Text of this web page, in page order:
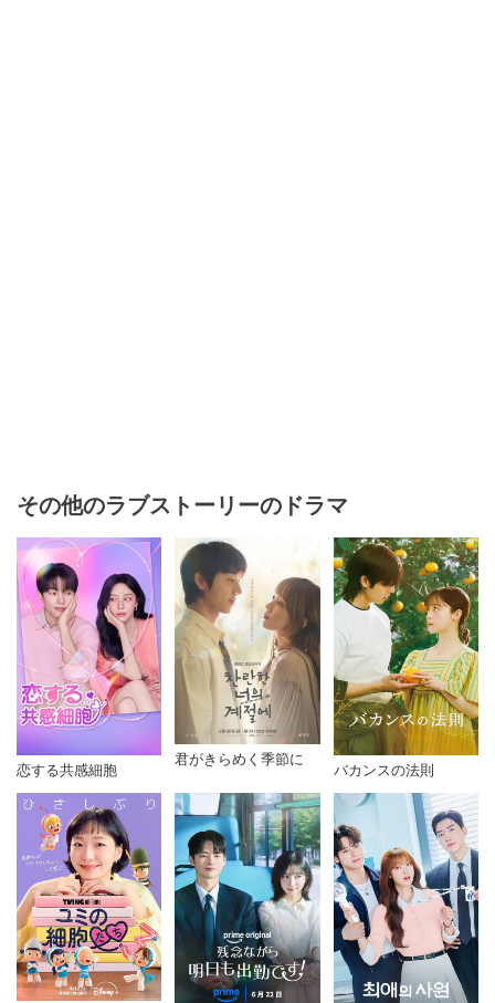
その他のラブストーリーのドラマ
恋する共感細胞
君がきらめく季節に
バカンスの法則